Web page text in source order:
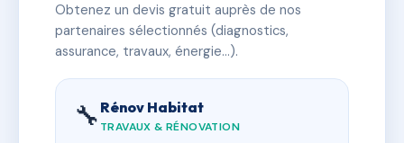
Obtenez un devis gratuit auprès de nos
partenaires sélectionnés (diagnostics,
assurance, travaux, énergie…).
🔧 Rénov Habitat
TRAVAUX & RÉNOVATION